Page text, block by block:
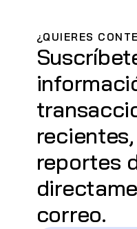
¿QUIERES
reportes
correo.